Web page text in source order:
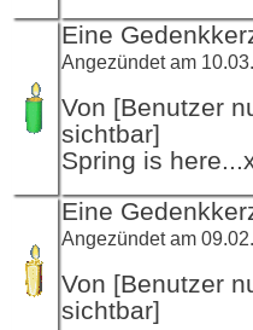
Eine
Angezündet am
Von [Benutzer
sichtbar]
Spring is
Eine
Angezündet am
Von [Benutzer
sichtbar]